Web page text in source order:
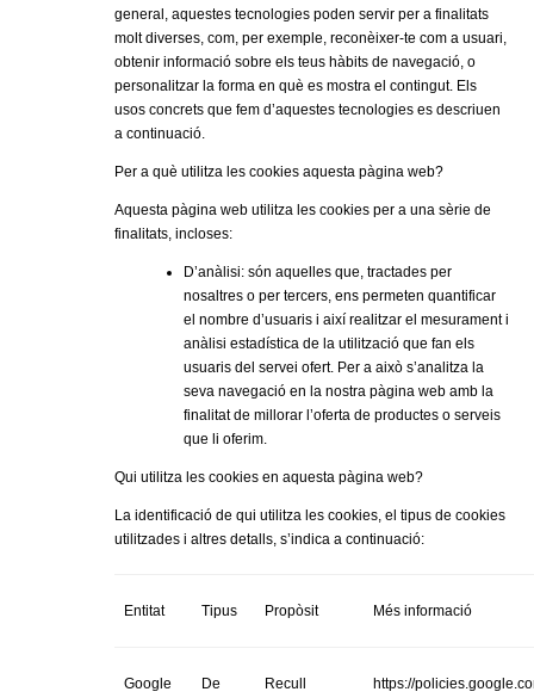
general, aquestes tecnologies poden servir per a finalitats
molt diverses, com, per exemple, reconèixer-te com a usuari,
obtenir informació sobre els teus hàbits de navegació, o
personalitzar la forma en què es mostra el contingut. Els
usos concrets que fem d’aquestes tecnologies es descriuen
a continuació.
Per a què utilitza les cookies aquesta pàgina web?
Aquesta pàgina web utilitza les cookies per a una sèrie de
finalitats, incloses:
D’anàlisi: són aquelles que, tractades per
nosaltres o per tercers, ens permeten quantificar
el nombre d’usuaris i així realitzar el mesurament i
anàlisi estadística de la utilització que fan els
usuaris del servei ofert. Per a això s’analitza la
seva navegació en la nostra pàgina web amb la
finalitat de millorar l’oferta de productes o serveis
que li oferim.
Qui utilitza les cookies en aquesta pàgina web?
La identificació de qui utilitza les cookies, el tipus de cookies
utilitzades i altres detalls, s’indica a continuació:
Entitat Tipus Propòsit Més informació
Google
De
Recull
https://